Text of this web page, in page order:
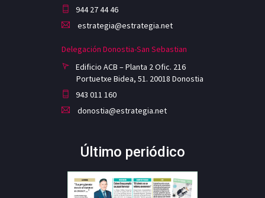
944 27 44 46
estrategia@estrategia.net
Delegación Donostia-San Sebastian
Edificio ACB – Planta 2 Ofic. 216
Portuetxe Bidea, 51. 20018 Donostia
943 011 160
donostia@estrategia.net
Último periódico